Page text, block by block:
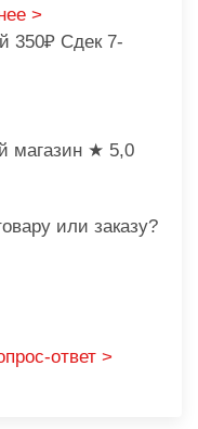
>
350₽ Сдек 7-
магазин ★ 5,0
или заказу?
ответ >